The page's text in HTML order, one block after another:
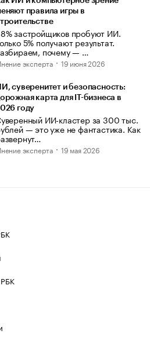
правила игры в
застройщиков пробуют ИИ.
5% получают результат.
почему — …
эксперта 19 июня 2026
суверенитет и безопасность:
карта для IT-бизнеса в
году
ИИ-кластер за 300 тыс.
— это уже не фантастика. Как
эксперта 19 мая 2026